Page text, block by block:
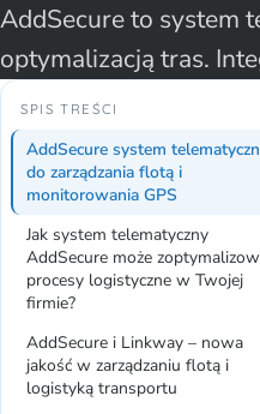
AddSecure to system
optymalizacją tras.
SPIS TREŚCI
AddSecure system
do zarządzania flotą i
monitorowania GPS
Jak system telematyczny
AddSecure może
procesy logistyczne w Twojej
firmie?
AddSecure i Linkway – nowa
jakość w zarządzaniu flotą i
logistyką transportu